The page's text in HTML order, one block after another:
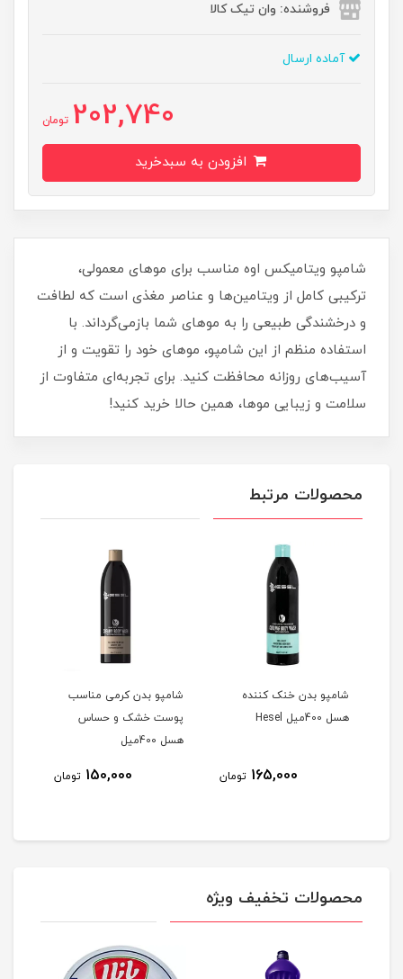
فروشنده: وان تیک کالا
آماده ارسال
202,740 تومان
شامپو ویتامیکس اوه مناسب برای موهای معمولی،
ترکیبی کامل از ویتامین‌ها و عناصر مغذی است که لطافت
و درخشندگی طبیعی را به موهای شما بازمی‌گرداند. با
استفاده منظم از این شامپو، موهای خود را تقویت و از
آسیب‌های روزانه محافظت کنید. برای تجربه‌ای متفاوت از
سلامت و زیبایی موها، همین حالا خرید کنید!
محصولات مرتبط
شامپو بدن خنک کننده
هسل 400میل Hesel
165,000 تومان
شامپو بدن کرمی مناسب
پوست خشک و حساس
هسل 400میل
150,000 تومان
محصولات تخفیف ویژه